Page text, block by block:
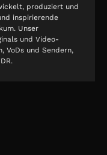
produziert und
inspirierende
Unser
und Video-
VoDs und Sendern,